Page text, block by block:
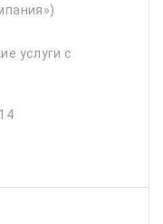
услуги с
опыт и